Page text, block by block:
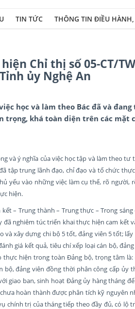
TIN TỨC THÔNG TIN ĐIỀU
Chỉ thị số 05-CT/
ủy Nghệ An
học và làm theo Bác đã và
trọng, khá toàn diện trên các mặt
và ý nghĩa của việc học tập và làm theo
tập trung lãnh đạo, chỉ đạo và tổ chức
yếu vào những việc làm cụ thể, rõ
hiện.
– Trung thành – Trung thực – Trong
đã nghiêm túc triển khai thực hiện cam kết
và xây dựng chi bộ 5 tốt, đảng viên 5 tốt;
giá kết quả, tiêu chí xếp loại cán bộ,
thực hiện trong toàn Đảng bộ, trọng tâm
bộ, đảng viên đồng thời phân công cấp ủy
giao ban, sinh hoạt Đảng ủy hàng tháng
hoàn thành được phân tích kỹ nguyên
chính trị của tháng tiếp theo đầy đủ, có